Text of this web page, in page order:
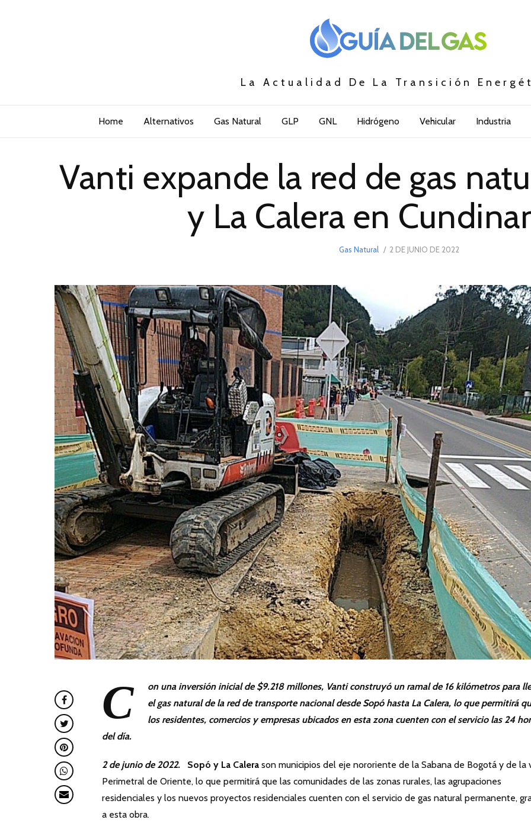
La Actualidad De La Transición
Home Alternativos Gas Natural GLP GNL Hidrógeno Vehicular Industria
Vanti expande la red de gas
y La Calera en
Gas Natural
POSTED
2 DE JUNIO DE 20222
DE
2022
C
on una inversión inicial de $9.218 millones, Vanti construyó un ramal de 16 kilómetros para
el gas natural de la red de transporte nacional desde Sopó hasta La Calera, lo que permitirá
los residentes, comercios y empresas ubicados en esta zona cuenten con el servicio las 24
del día.
2 de junio de 2022. Sopó y La Calera son municipios del eje nororiente de la Sabana de Bogotá y de la
Perimetral de Oriente, lo que permitirá que las comunidades de las zonas rurales, las agrupaciones
residenciales y los nuevos proyectos residenciales cuenten con el servicio de gas natural permanente,
a esta obra.